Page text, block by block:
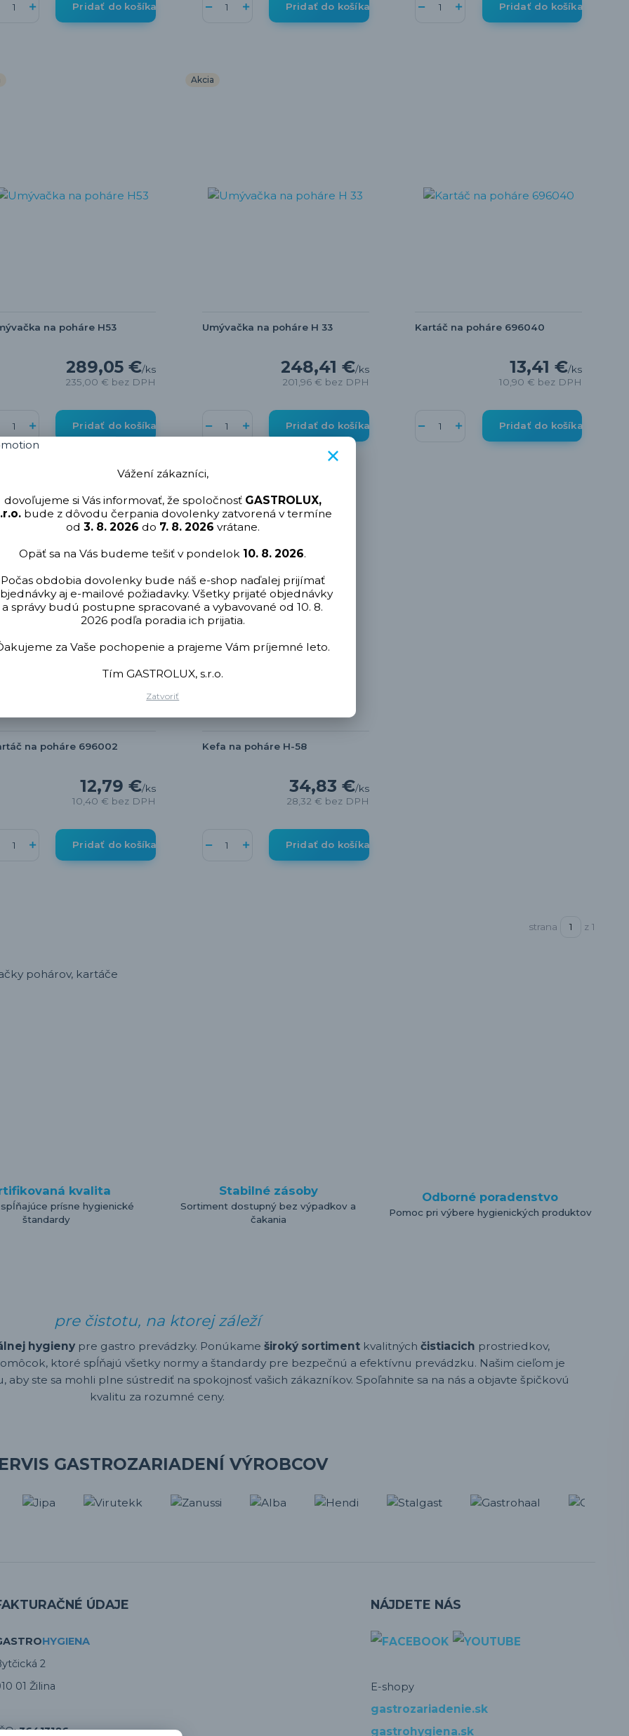
Pridať do košíka Pridať do košíka Pridať do košíka
na poháre H53
289,05 €/ks
235,00 € bez DPH
Pridať do košíka
Akcia
Umývačka na poháre H 33
248,41 €/ks
201,96 € bez DPH
Pridať do košíka
Kartáč na poháre 696040
13,41 €/ks
10,90 € bez DPH
Pridať do košíka
na poháre 696002
12,79 €/ks
10,40 € bez DPH
Pridať do košíka
Kefa na poháre H-58
34,83 €/ks
28,32 € bez DPH
Pridať do košíka
strana z 1
pohárov, kartáče
kvalita
spĺňajúce prísne hygienické
štandardy
Stabilné zásoby
Sortiment dostupný bez výpadkov a
čakania
Odborné poradenstvo
Pomoc pri výbere hygienických produktov
pre čistotu, na ktorej záleží
hygieny pre gastro prevádzky. Ponúkame široký sortiment kvalitných čistiacich prostriedkov,
ktoré spĺňajú všetky normy a štandardy pre bezpečnú a efektívnu prevádzku. Našim cieľom je
ste sa mohli plne sústrediť na spokojnosť vašich zákazníkov. Spoľahnite sa na nás a objavte špičkovú
kvalitu za rozumné ceny.
GASTROZARIADENÍ VÝROBCOV
ÚDAJE
HYGIENA
2
01 Žilina
36413186
NÁJDETE NÁS
E-shopy
gastrozariadenie.sk
gastrohygiena.sk
Vážení zákazníci,
dovoľujeme si Vás informovať, že spoločnosť GASTROLUX,
bude z dôvodu čerpania dovolenky zatvorená v termíne
od 3. 8. 2026 do 7. 8. 2026 vrátane.
Opäť sa na Vás budeme tešiť v pondelok 10. 8. 2026.
Počas obdobia dovolenky bude náš e-shop naďalej prijímať
aj e-mailové požiadavky. Všetky prijaté objednávky
a správy budú postupne spracované a vybavované od 10. 8.
2026 podľa poradia ich prijatia.
za Vaše pochopenie a prajeme Vám príjemné leto.
Tím GASTROLUX, s.r.o.
Zatvoriť